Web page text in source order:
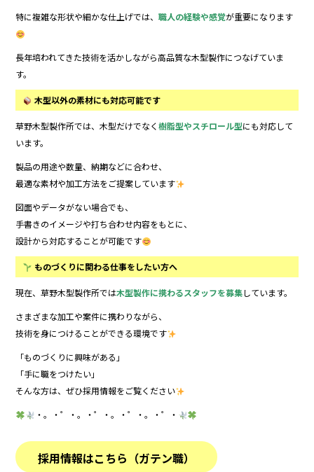
特に複雑な形状や細かな仕上げでは、職人の経験や感覚が重要になります
長年培われてきた技術を活かしながら高品質な木型製作につなげていま
す。
木型以外の素材にも対応可能です
草野木型製作所では、木型だけでなく樹脂型やスチロール型にも対応して
います。
製品の用途や数量、納期などに合わせ、
最適な素材や加工方法をご提案しています
図面やデータがない場合でも、
手書きのイメージや打ち合わせ内容をもとに、
設計から対応することが可能です
ものづくりに関わる仕事をしたい方へ
現在、草野木型製作所では木型製作に携わるスタッフを募集しています。
さまざまな加工や案件に携わりながら、
技術を身につけることができる環境です
「ものづくりに興味がある」
「手に職をつけたい」
そんな方は、ぜひ採用情報をご覧ください
・。・゜・。・゜・。・゜・。・゜・
採用情報はこちら（ガテン職）